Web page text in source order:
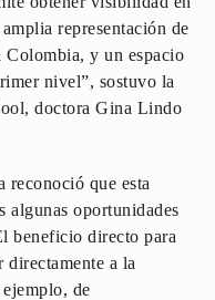
representación de
Colombia, y un espacio
nivel”, sostuvo la
doctora Gina Lindo
reconoció que esta
algunas oportunidades
beneficio directo para
directamente a la
de